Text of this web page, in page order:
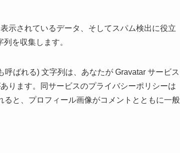
示されているデータ、そしてスパム検出に役立
を収集します。
ばれる) 文字列は、あなたが Gravatar サービス
ります。同サービスのプライバシーポリシーは
ると、プロフィール画像がコメントとともに一般